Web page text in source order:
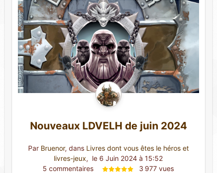
Nouveaux LDVELH de juin 2024
Par Bruenor, dans Livres dont vous êtes le héros et
livres-jeux, le 6 Juin 2024 à 15:52
5 commentaires
3 977 vues